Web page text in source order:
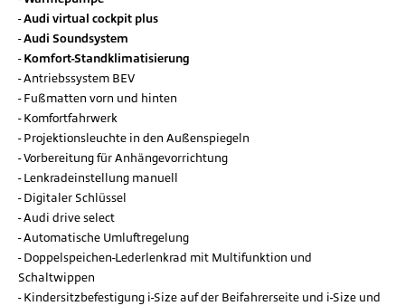
Audi virtual cockpit plus
Audi Soundsystem
Komfort-Standklimatisierung
Antriebssystem BEV
Fußmatten vorn und hinten
Komfortfahrwerk
Projektionsleuchte in den Außenspiegeln
Vorbereitung für Anhängevorrichtung
Lenkradeinstellung manuell
Digitaler Schlüssel
Audi drive select
Automatische Umluftregelung
Doppelspeichen-Lederlenkrad mit Multifunktion und
Schaltwippen
Kindersitzbefestigung i-Size auf der Beifahrerseite und i-Size und